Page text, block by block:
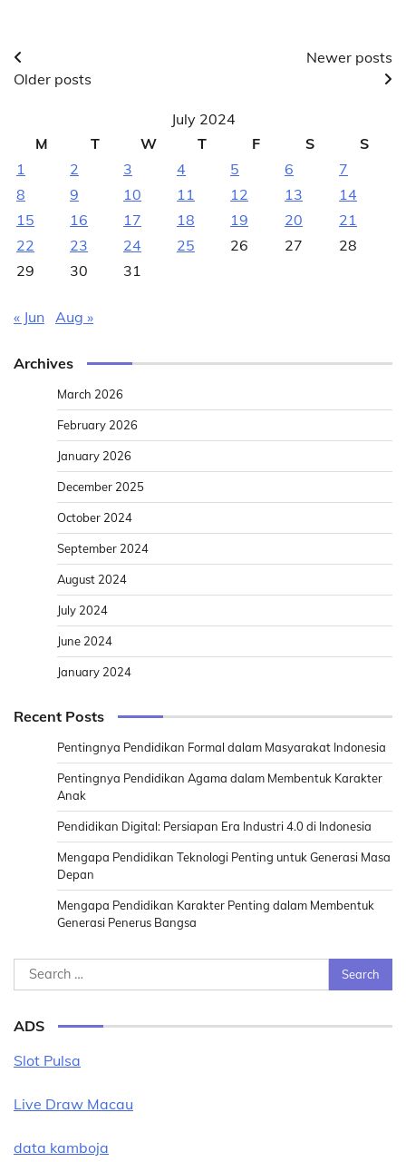
Posts
navigation
Older posts
Newer posts
July 2024
M
T W T F S
S
1
2 3 4 5 6
7
8
9 10 11 12 13
14
15
16 17 18 19 20
21
22
23 24 25 26 27
28
29
30 31
« Jun Aug »
Archives
March 2026
February 2026
January 2026
December 2025
October 2024
September 2024
August 2024
July 2024
June 2024
January 2024
Recent Posts
Pentingnya Pendidikan Formal dalam Masyarakat Indonesia
Pentingnya Pendidikan Agama dalam Membentuk Karakter
Anak
Pendidikan Digital: Persiapan Era Industri 4.0 di Indonesia
Mengapa Pendidikan Teknologi Penting untuk Generasi Masa
Depan
Mengapa Pendidikan Karakter Penting dalam Membentuk
Generasi Penerus Bangsa
Search
for:
ADS
Slot Pulsa
Live Draw Macau
data kamboja